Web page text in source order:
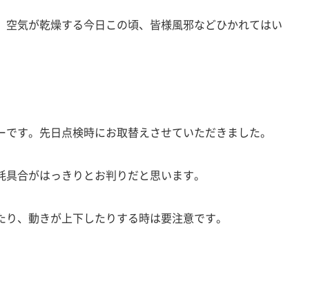
気が乾燥する今日この頃、皆様風邪などひかれてはい
す。先日点検時にお取替えさせていただきました。
合がはっきりとお判りだと思います。
、動きが上下したりする時は要注意です。